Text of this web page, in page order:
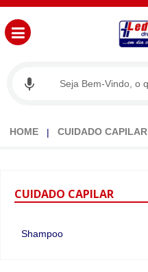
HOME CUIDADO CAPILAR
CUIDADO CAPILAR
Shampoo